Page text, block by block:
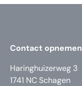
Contact opnemen
Haringhuizerweg 3
1741 NC Schagen